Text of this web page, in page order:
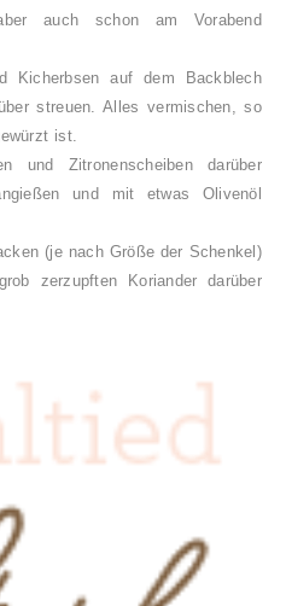
auch schon am Vorabend
Kicherbsen auf dem Backblech
streuen. Alles vermischen, so
ist.
und Zitronenscheiben darüber
und mit etwas Olivenöl
(je nach Größe der Schenkel)
zerzupften Koriander darüber